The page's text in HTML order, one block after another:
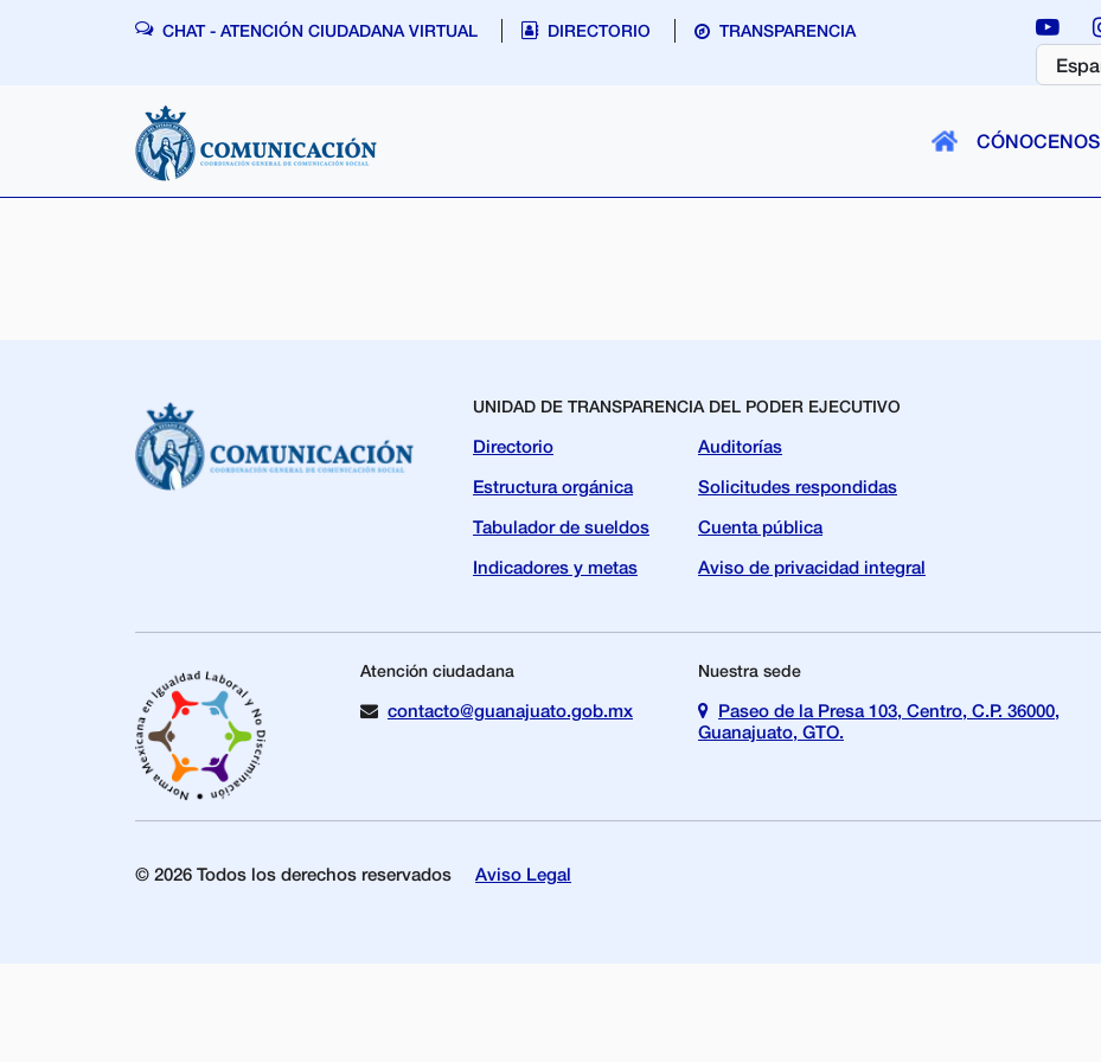
CHAT - ATENCIÓN CIUDADANA VIRTUAL DIRECTORIO TRANSPARENCIA
CÓNOCENOS
UNIDAD DE TRANSPARENCIA DEL PODER EJECUTIVO
Directorio
Estructura orgánica
Tabulador de sueldos
Indicadores y metas
Auditorías
Solicitudes respondidas
Cuenta pública
Aviso de privacidad integral
Atención ciudadana
contacto@guanajuato.gob.mx
Nuestra sede
Paseo de la Presa 103, Centro, C.P. 36000,
Guanajuato, GTO.
© 2026 Todos los derechos reservados Aviso Legal